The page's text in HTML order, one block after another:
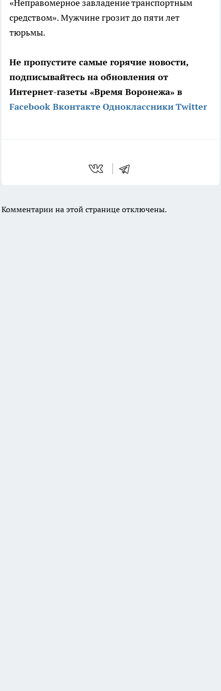
«Неправомерное завладение транспортным
средством». Мужчине грозит до пяти лет
тюрьмы.
Не пропустите самые горячие новости,
подписывайтесь на обновления от
Интернет-газеты «Время Воронежа» в
Facebook Вконтакте ОдноклассникиTwitter
Комментарии на этой странице отключены.